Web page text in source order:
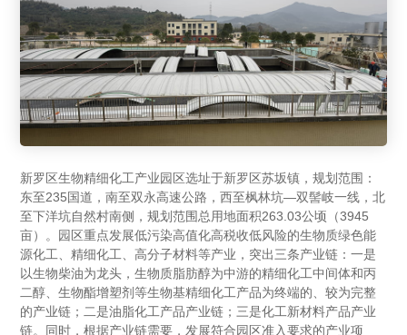
新罗区生物精细化工产业园区选址于新罗区苏坂镇，规划范围：
东至235国道，南至双永高速公路，西至枫林坑—双髻岐一线，北
至下洋坑自然村南侧，规划范围总用地面积263.03公顷（3945
亩）。园区重点发展低污染高值化高税收低风险的生物质绿色能
源化工、精细化工、高分子材料等产业，突出三条产业链：一是
以生物柴油为龙头，生物质脂肪醇为中游的精细化工中间体和丙
二醇、生物酯增塑剂等生物基精细化工产品为终端的、较为完整
的产业链；二是油脂化工产品产业链；三是化工新材料产品产业
链。同时，根据产业链需要，发展符合园区准入要求的产业项